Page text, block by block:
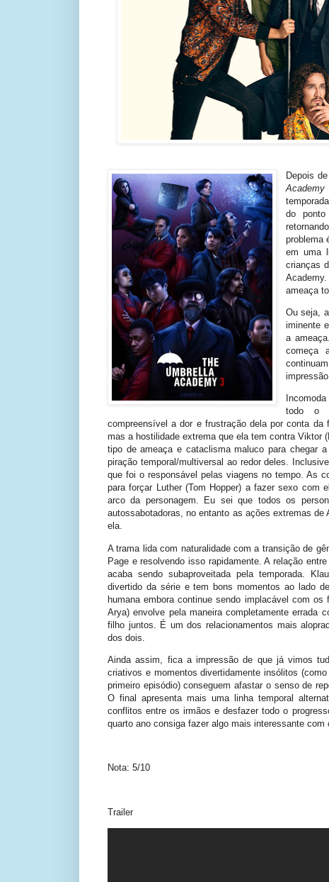
Depois de
Academy
do
problema
em uma
crianças
ameaça
Ou seja,
iminente
a
começa
todo o
compreensível a dor e frustração dela por conta
mas a hostilidade extrema que ela tem contra Viktor
tipo de ameaça e cataclisma maluco para chegar
piração temporal/multiversal ao redor deles.
que foi o responsável pelas viagens no tempo. As
para forçar Luther (Tom Hopper) a fazer sexo com
arco da personagem. Eu sei que todos os
autossabotadoras, no entanto as ações extremas
ela.
A trama lida com naturalidade com a transição de
Page e resolvendo isso rapidamente. A relação
acaba sendo subaproveitada pela temporada.
divertido da série e tem bons momentos ao lado
humana embora continue sendo implacável com
Arya) envolve pela maneira completamente errada
filho juntos. É um dos relacionamentos mais
dos dois.
Ainda assim, fica a impressão de que já vimos
criativos e momentos divertidamente insólitos
primeiro episódio) conseguem afastar o senso de
O final apresenta mais uma linha temporal
conflitos entre os irmãos e desfazer todo o
quarto ano consiga fazer algo mais interessante com
Nota: 5/10
Trailer